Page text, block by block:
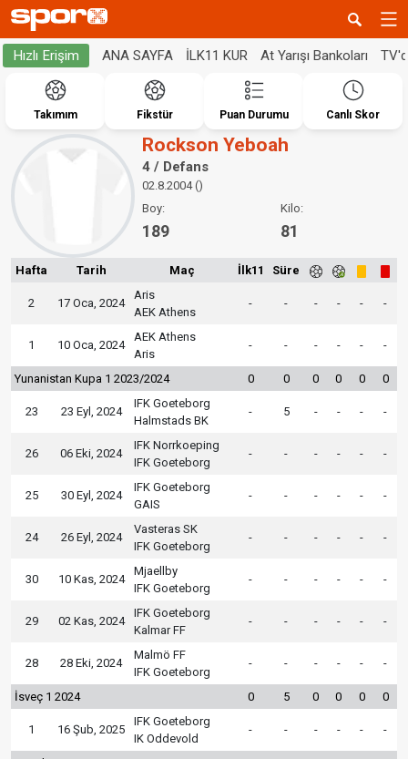
Hızlı Erişim ANA SAYFA İLK11 KUR At Yarışı Bankoları
Takımım Fikstür Puan Durumu Canlı Skor
Rockson Yeboah
4 / Defans
02.8.2004 ()
Boy:
189
Kilo:
81
Hafta Tarih Maç İlk11 Süre
2 17 Oca, 2024
Aris
AEK Athens
- - - - - -
1 10 Oca, 2024
AEK Athens
Aris
- - - - - -
Yunanistan Kupa 1 2023/2024 0 0 0 0 0 0
23 23 Eyl, 2024
IFK Goeteborg
Halmstads BK
- 5 - - - -
26 06 Eki, 2024
IFK Norrkoeping
IFK Goeteborg
- - - - - -
25 30 Eyl, 2024
IFK Goeteborg
GAIS
- - - - - -
24 26 Eyl, 2024
Vasteras SK
IFK Goeteborg
- - - - - -
30 10 Kas, 2024
Mjaellby
IFK Goeteborg
- - - - - -
29 02 Kas, 2024
IFK Goeteborg
Kalmar FF
- - - - - -
28 28 Eki, 2024
Malmö FF
IFK Goeteborg
- - - - - -
İsveç 1 2024 0 5 0 0 0 0
1 16 Şub, 2025
IFK Goeteborg
IK Oddevold
- - - - - -